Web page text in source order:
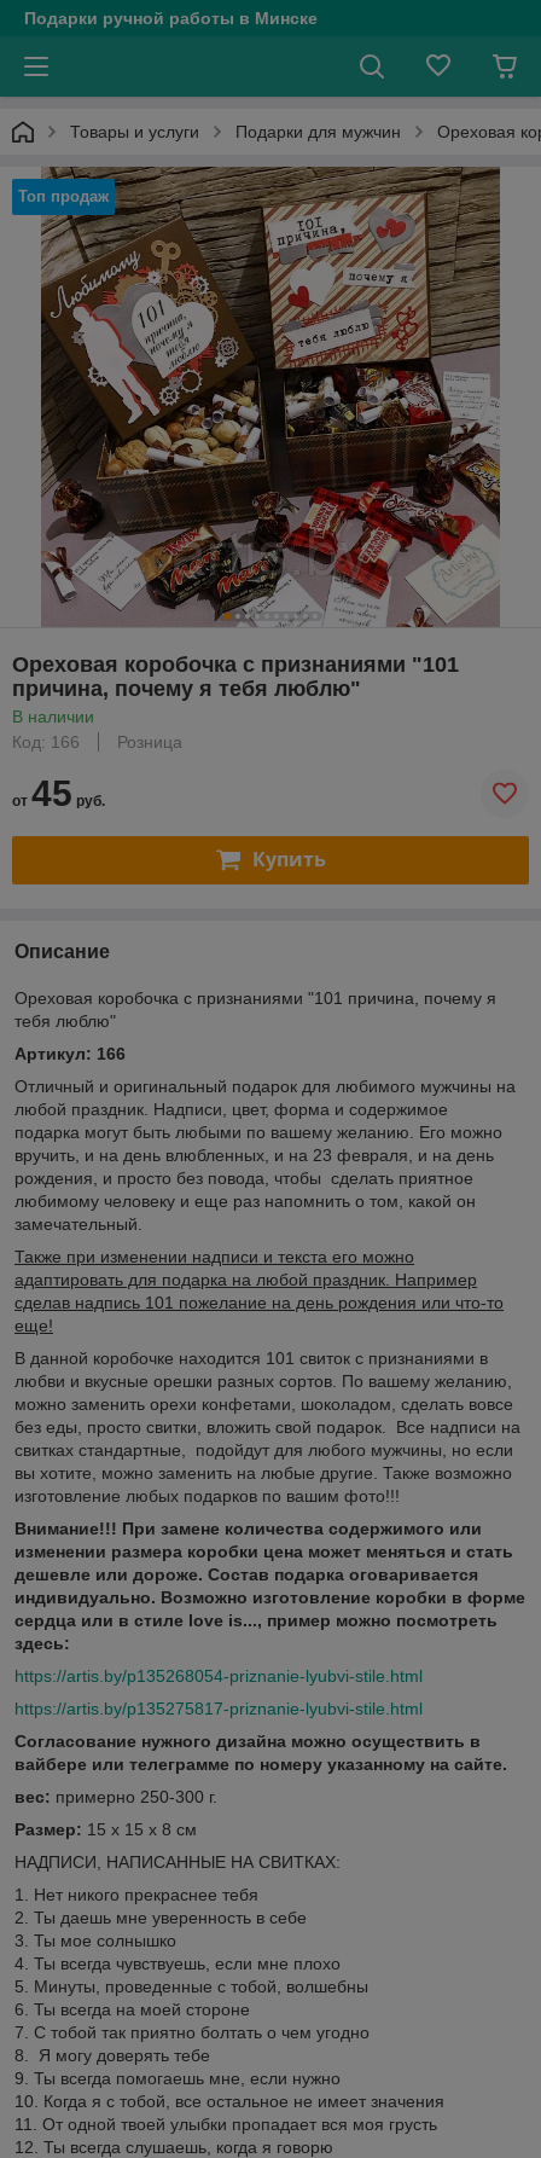
Подарки ручной работы в Минске
Товары и услуги Подарки для мужчин Ореховая
Топ продаж
Ореховая коробочка с признаниями "101
причина, почему я тебя люблю"
В наличии
Код: 166
Розница
от 45 руб.
Купить
Описание
Ореховая коробочка с признаниями "101 причина, почему я
тебя люблю"
Артикул: 166
Отличный и оригинальный подарок для любимого мужчины на
любой праздник. Надписи, цвет, форма и содержимое
подарка могут быть любыми по вашему желанию. Его можно
вручить, и на день влюбленных, и на 23 февраля, и на день
рождения, и просто без повода, чтобы сделать приятное
любимому человеку и еще раз напомнить о том, какой он
замечательный.
Также при изменении надписи и текста его можно
адаптировать для подарка на любой праздник. Например
сделав надпись 101 пожелание на день рождения или что-то
еще!
В данной коробочке находится 101 свиток с признаниями в
любви и вкусные орешки разных сортов. По вашему желанию,
можно заменить орехи конфетами, шоколадом, сделать вовсе
без еды, просто свитки, вложить свой подарок. Все надписи на
свитках стандартные, подойдут для любого мужчины, но если
вы хотите, можно заменить на любые другие. Также возможно
изготовление любых подарков по вашим фото!!!
Внимание!!! При замене количества содержимого или
изменении размера коробки цена может меняться и стать
дешевле или дороже. Состав подарка оговаривается
индивидуально. Возможно изготовление коробки в форме
сердца или в стиле love is..., пример можно посмотреть
здесь:
https://artis.by/p135268054-priznanie-lyubvi-stile.html
https://artis.by/p135275817-priznanie-lyubvi-stile.html
Согласование нужного дизайна можно осуществить в
вайбере или телеграмме по номеру указанному на сайте.
вес: примерно 250-300 г.
Размер: 15 х 15 х 8 см
НАДПИСИ, НАПИСАННЫЕ НА СВИТКАХ:
1. Нет никого прекраснее тебя
2. Ты даешь мне уверенность в себе
3. Ты мое солнышко
4. Ты всегда чувствуешь, если мне плохо
5. Минуты, проведенные с тобой, волшебны
6. Ты всегда на моей стороне
7. С тобой так приятно болтать о чем угодно
8. Я могу доверять тебе
9. Ты всегда помогаешь мне, если нужно
10. Когда я с тобой, все остальное не имеет значения
11. От одной твоей улыбки пропадает вся моя грусть
12. Ты всегда слушаешь, когда я говорю